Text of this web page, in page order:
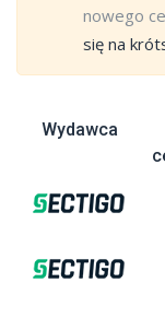
nowego
się na
Wydawca